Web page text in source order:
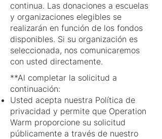
continua. Las donaciones a escuelas
y organizaciones elegibles se
realizarán en función de los fondos
disponibles. Si su organización es
seleccionada, nos comunicaremos
con usted directamente.
**Al completar la solicitud a
continuación:
Usted acepta nuestra Política de
privacidad y permite que Operation
Warm proporcione su solicitud
públicamente a través de nuestro